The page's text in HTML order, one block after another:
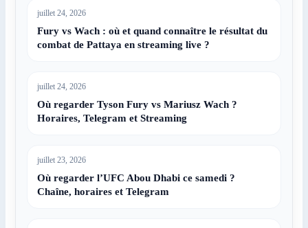
juillet 24, 2026
Fury vs Wach : où et quand connaître le résultat du
combat de Pattaya en streaming live ?
juillet 24, 2026
Où regarder Tyson Fury vs Mariusz Wach ?
Horaires, Telegram et Streaming
juillet 23, 2026
Où regarder l’UFC Abou Dhabi ce samedi ?
Chaîne, horaires et Telegram